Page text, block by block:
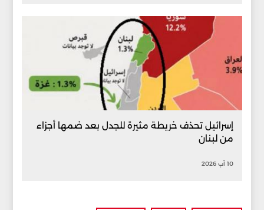
إسرائيل تحذف خريطة مثيرة للجدل بعد ضمها أجزاء
من لبنان
10 آب 2026